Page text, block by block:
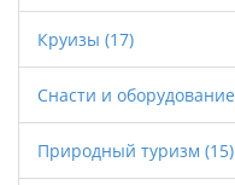
Круизы (17)
Снасти и оборудование
Природный туризм (15)